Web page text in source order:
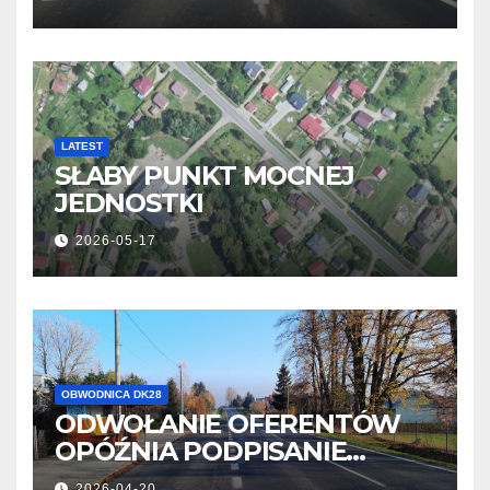
PISAROWIEC
LATEST
SŁABY PUNKT MOCNEJ
JEDNOSTKI
2026-05-17
OBWODNICA DK28
ODWOŁANIE OFERENTÓW
OPÓŹNIA PODPISANIE
UMOWY